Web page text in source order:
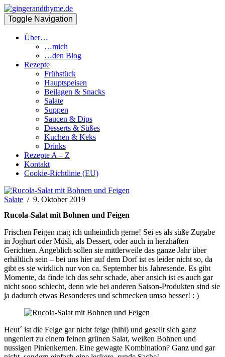
Toggle Navigation
Über…
…mich
…den Blog
Rezepte
Frühstück
Hauptspeisen
Beilagen & Snacks
Salate
Suppen
Saucen & Dips
Desserts & Süßes
Kuchen & Keks
Drinks
Rezepte A – Z
Kontakt
Cookie-Richtlinie (EU)
Salate / 9. Oktober 2019
Rucola-Salat mit Bohnen und Feigen
Frischen Feigen mag ich unheimlich gerne! Sei es als süße Zugabe
in Joghurt oder Müsli, als Dessert, oder auch in herzhaften
Gerichten. Angeblich sollen sie mittlerweile das ganze Jahr über
erhältlich sein – bei uns hier auf dem Dorf ist es leider nicht so, da
gibt es sie wirklich nur von ca. September bis Jahresende. Es gibt
Momente, da finde ich das sehr schade, aber ansich ist es auch gar
nicht sooo schlecht, denn wie bei anderen Saison-Produkten sind sie
ja dadurch etwas Besonderes und schmecken umso besser! : )
Heut´ ist die Feige gar nicht feige (hihi) und gesellt sich ganz
ungeniert zu einem feinen grünen Salat, weißen Bohnen und
nussigen Pinienkernen. Eine gewagte Kombination? Ganz und gar